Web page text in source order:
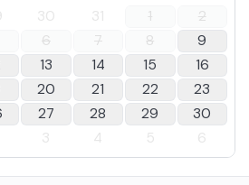
30 31 1
2
6 7 8
9
13 14 15
16
20 21 22
23
27 28 29
30
3 4 5 6